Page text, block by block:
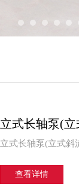
1 2 3 4
立式长轴泵(
立式长轴泵(立式斜
查看详情